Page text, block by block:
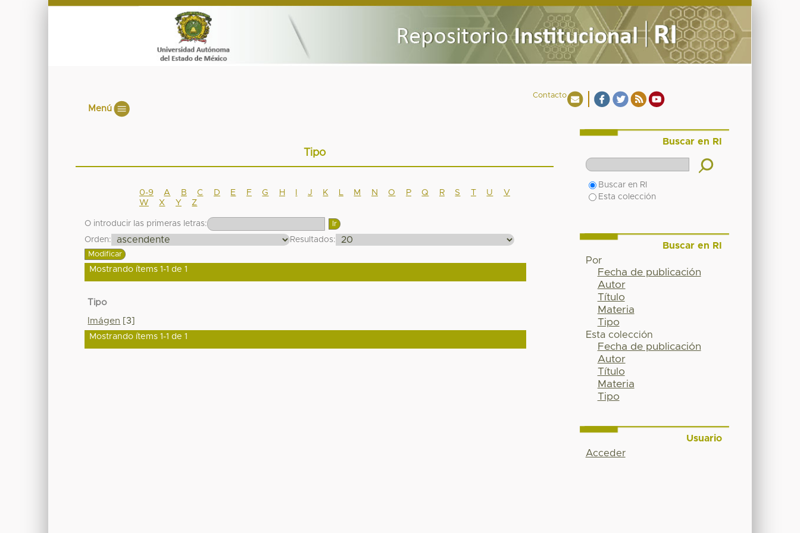
Contacto
Menú
Tipo
0-9 A B C D E F G H J K M N O P Q R S T U
V
W
X Y Z
O introducir las primeras letras:
Orden:
Resultados:
Mostrando ítems 1-1 de 1
Tipo
Imágen [3]
Mostrando ítems 1-1 de 1
Buscar en RI
Buscar en RI
Esta colección
Buscar en RI
Por
Fecha de publicación
Autor
Título
Materia
Tipo
Esta colección
Fecha de publicación
Autor
Título
Materia
Tipo
Usuario
Acceder